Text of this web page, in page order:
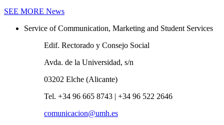
SEE MORE News
Service of Communication, Marketing and Student Services
Edif. Rectorado y Consejo Social
Avda. de la Universidad, s/n
03202 Elche (Alicante)
Tel. +34 96 665 8743 | +34 96 522 2646
comunicacion@umh.es